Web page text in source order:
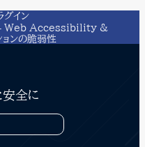
グイン
– Web Accessibility &
ンの脆弱性
安全に